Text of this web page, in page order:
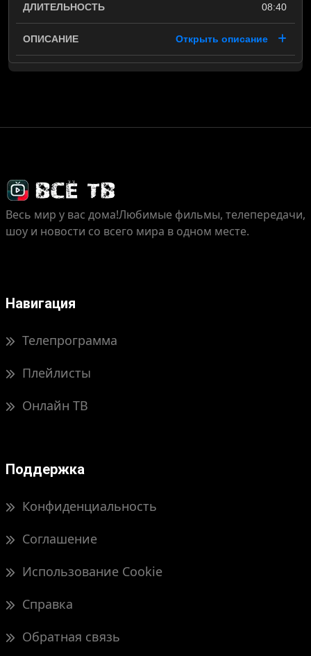
08:40
Открыть описание
Весь мир у вас дома!Любимые фильмы, телепередачи,
шоу и новости со всего мира в одном месте.
Навигация
Телепрограмма
Плейлисты
Онлайн ТВ
Поддержка
Конфиденциальность
Соглашение
Использование Cookie
Справка
Обратная связь